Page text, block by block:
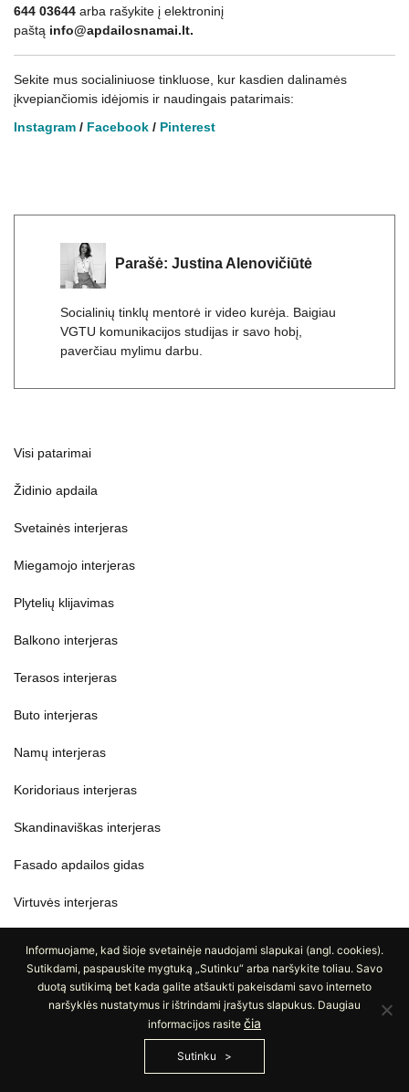
644 03644 arba rašykite į elektroninį
paštą info@apdailosnamai.lt.
Sekite mus socialiniuose tinkluose, kur kasdien dalinamės
įkvepiančiomis idėjomis ir naudingais patarimais:
Instagram / Facebook / Pinterest
Parašė: Justina Alenovičiūtė
Socialinių tinklų mentorė ir video kurėja. Baigiau
VGTU komunikacijos studijas ir savo hobį,
paverčiau mylimu darbu.
Visi patarimai
Židinio apdaila
Svetainės interjeras
Miegamojo interjeras
Plytelių klijavimas
Balkono interjeras
Terasos interjeras
Buto interjeras
Namų interjeras
Koridoriaus interjeras
Skandinaviškas interjeras
Fasado apdailos gidas
Virtuvės interjeras
SUSISIEKITE
UAB „Apdailos namai“
Informuojame, kad šioje svetainėje naudojami slapukai (angl. cookies).
Sutikdami, paspauskite mygtuką „Sutinku“ arba naršykite toliau. Savo
duotą sutikimą bet kada galite atšaukti pakeisdami savo interneto
naršyklės nustatymus ir ištrindami įrašytus slapukus. Daugiau
informacijos rasite čia
Sutinku